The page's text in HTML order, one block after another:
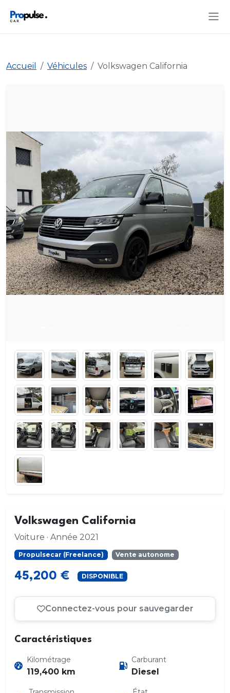
Accueil Véhicules Volkswagen California
Précédent
Volkswagen California
Voiture · Année 2021
Propulsecar (Freelance) Vente autonome
45,200 € DISPONIBLE
Connectez-vous pour sauvegarder
Caractéristiques
Kilométrage
119,400 km
Carburant
Diesel